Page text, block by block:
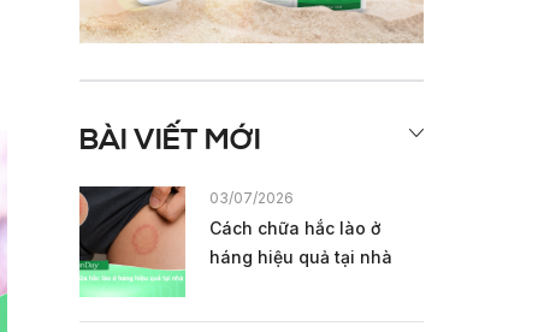
BÀI VIẾT MỚI
03/07/2026
Cách chữa hắc lào ở
háng hiệu quả tại nhà